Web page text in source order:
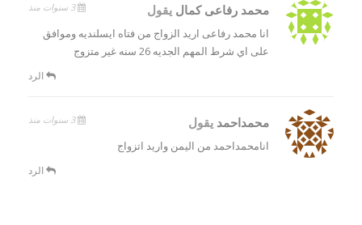
محمد رفاعى كمال يقول 3 سنوات منذ
انا محمد رفاعى اريد الزواج من فتاه ايسلنديه وموافق
على اي شرط المهم الجديه 26 سنه غير متزوج
الرد
محمداحمد يقول 3 سنوات منذ
انامحمداحمد من اليمن واريد اتزواج
الرد